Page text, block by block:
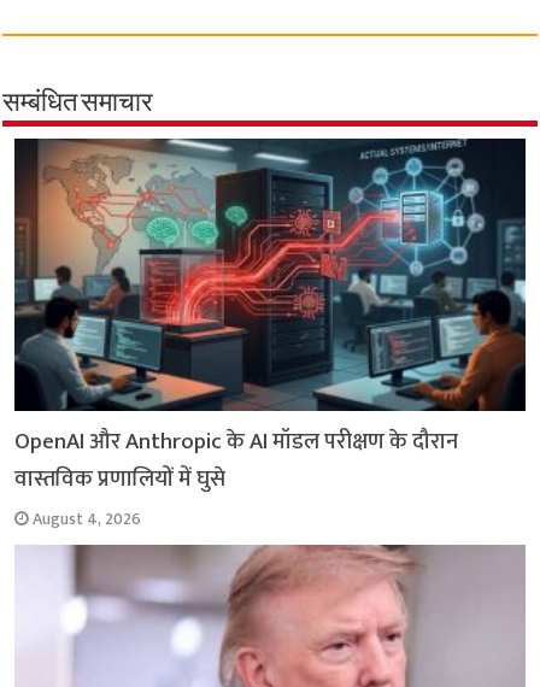
c
b
o
o
k
a
s
A
p
p
i
t
e
r
l
r
a
m
a
p
i
n
k
a
सम्बंधित समाचार
OpenAI और Anthropic के AI मॉडल परीक्षण के दौरान
वास्तविक प्रणालियों में घुसे
August 4, 2026